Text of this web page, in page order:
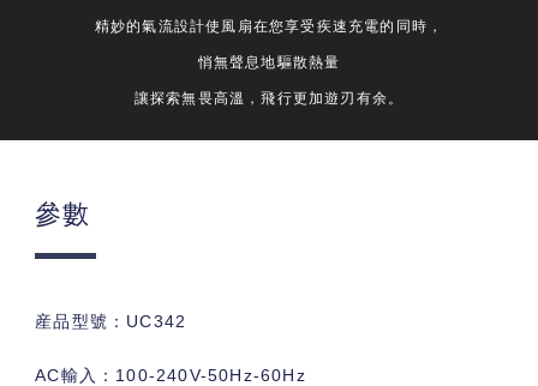
精妙的氣流設計使風扇在您享受疾速充電的同時，
悄無聲息地驅散熱量
讓探索無畏高溫，飛行更加遊刃有余。
參數
産品型號：UC342
AC輸入：100-240V-50Hz-60Hz